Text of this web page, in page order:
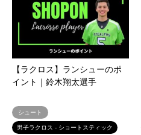
【ラクロス】ランシューのポ
イント｜鈴木翔太選手
シュート
男子ラクロス - ショートスティック